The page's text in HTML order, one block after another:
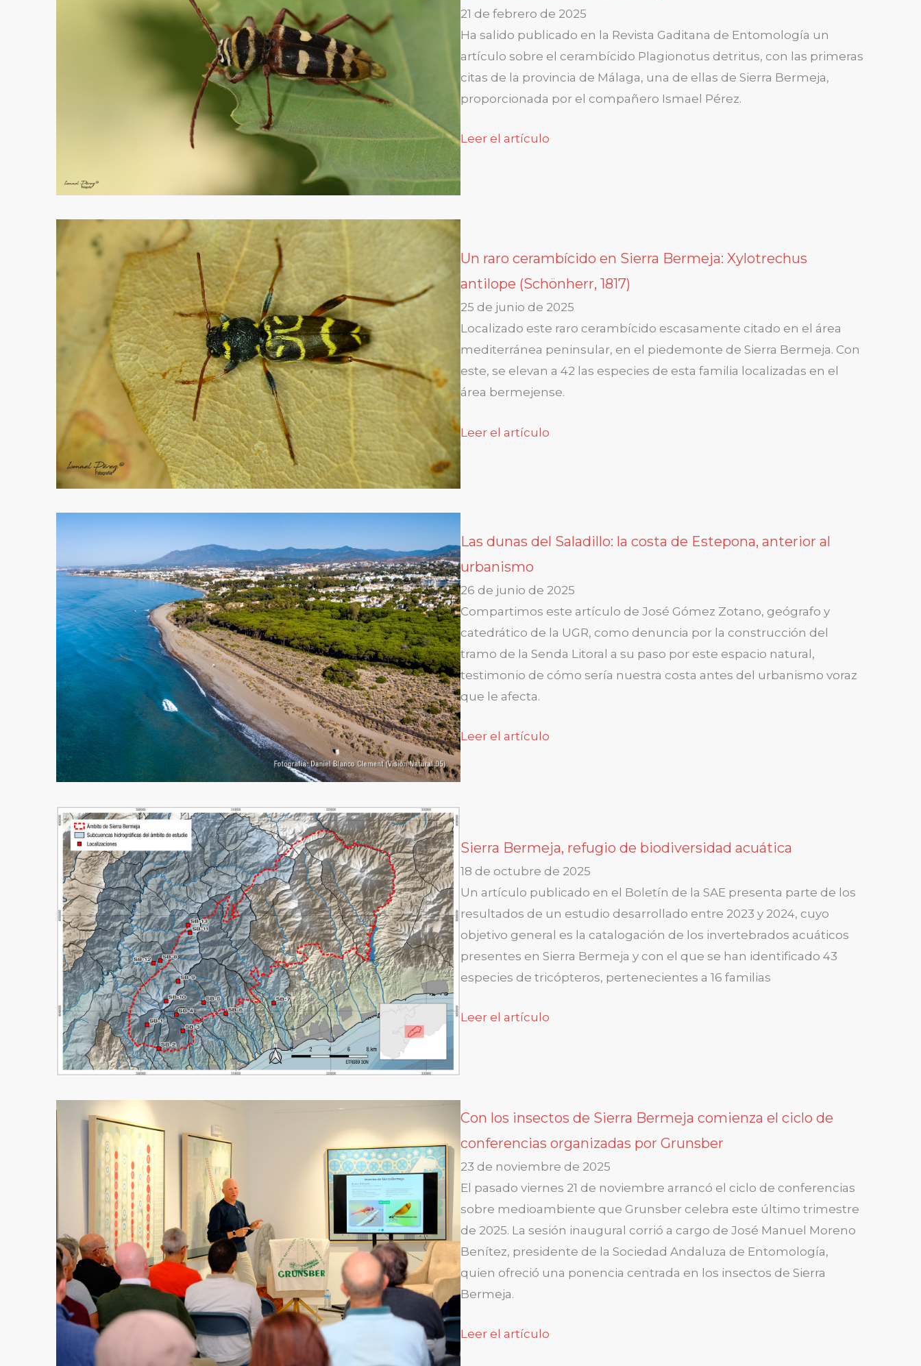
21 de febrero de 2025
Ha salido publicado en la Revista Gaditana de Entomología un
artículo sobre el cerambícido Plagionotus detritus, con las primeras
citas de la provincia de Málaga, una de ellas de Sierra Bermeja,
proporcionada por el compañero Ismael Pérez.
Leer el artículo
Un raro cerambícido en Sierra Bermeja: Xylotrechus
antilope (Schönherr, 1817)
25 de junio de 2025
Localizado este raro cerambícido escasamente citado en el área
mediterránea peninsular, en el piedemonte de Sierra Bermeja. Con
este, se elevan a 42 las especies de esta familia localizadas en el
área bermejense.
Leer el artículo
Las dunas del Saladillo: la costa de Estepona, anterior al
urbanismo
26 de junio de 2025
Compartimos este artículo de José Gómez Zotano, geógrafo y
catedrático de la UGR, como denuncia por la construcción del
tramo de la Senda Litoral a su paso por este espacio natural,
testimonio de cómo sería nuestra costa antes del urbanismo voraz
que le afecta.
Leer el artículo
Sierra Bermeja, refugio de biodiversidad acuática
18 de octubre de 2025
Un artículo publicado en el Boletín de la SAE presenta parte de los
resultados de un estudio desarrollado entre 2023 y 2024, cuyo
objetivo general es la catalogación de los invertebrados acuáticos
presentes en Sierra Bermeja y con el que se han identificado 43
especies de tricópteros, pertenecientes a 16 familias
Leer el artículo
Con los insectos de Sierra Bermeja comienza el ciclo de
conferencias organizadas por Grunsber
23 de noviembre de 2025
El pasado viernes 21 de noviembre arrancó el ciclo de conferencias
sobre medioambiente que Grunsber celebra este último trimestre
de 2025. La sesión inaugural corrió a cargo de José Manuel Moreno
Benítez, presidente de la Sociedad Andaluza de Entomología,
quien ofreció una ponencia centrada en los insectos de Sierra
Bermeja.
Leer el artículo